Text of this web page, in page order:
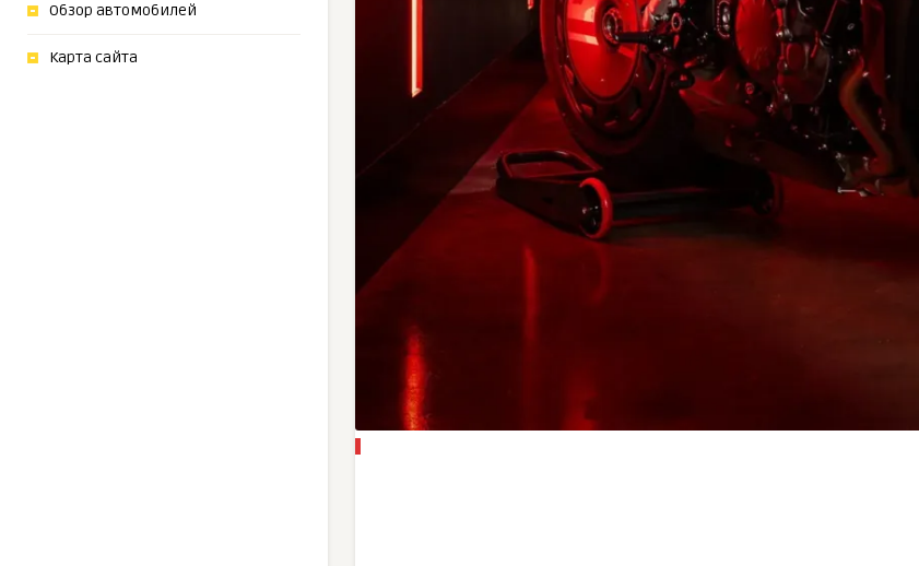
Обзор автомобилей
Карта сайта